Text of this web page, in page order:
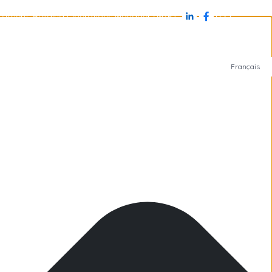
Building Operations Manager (M/F)
Français